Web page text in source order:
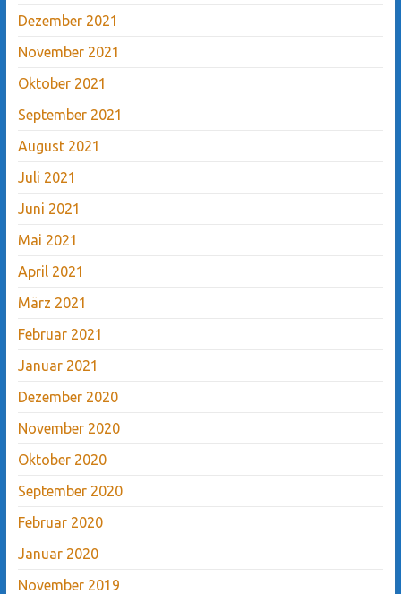
Dezember 2021
November 2021
Oktober 2021
September 2021
August 2021
Juli 2021
Juni 2021
Mai 2021
April 2021
März 2021
Februar 2021
Januar 2021
Dezember 2020
November 2020
Oktober 2020
September 2020
Februar 2020
Januar 2020
November 2019